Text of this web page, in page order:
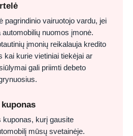
pagrindinio vairuotojo vardu, jei
automobilių nuomos įmonė.
įmonių reikalauja kredito
kai kurie vietiniai tiekėjai ar
gali priimti debeto
kuponas, kurį gausite
mūsų svetainėje.